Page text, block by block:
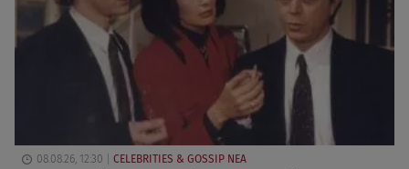
08.08.26, 12:30 CELEBRITIES & GOSSIP ΝΕΑ